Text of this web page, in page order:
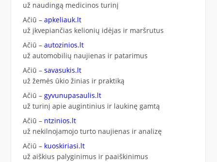
už naudingą medicinos turinį
Ačiū – apkeliauk.lt
už įkvepiančias kelionių idėjas ir maršrutus
Ačiū – autozinios.lt
už automobilių naujienas ir patarimus
Ačiū – savasukis.lt
už žemės ūkio žinias ir praktiką
Ačiū – gyvunupasaulis.lt
už turinį apie augintinius ir laukinę gamtą
Ačiū – ntzinios.lt
už nekilnojamojo turto naujienas ir analizę
Ačiū – kuoskiriasi.lt
už aiškius palyginimus ir paaiškinimus